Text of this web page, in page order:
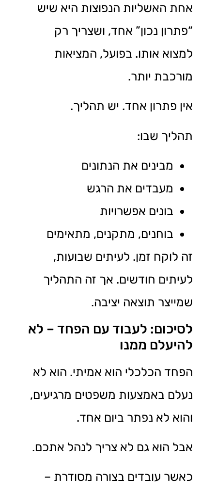
אחת האשליות הנפוצות היא שיש
“פתרון נכון” אחד, ושצריך רק
למצוא אותו. בפועל, המציאות
מורכבת יותר.
אין פתרון אחד. יש תהליך.
תהליך שבו:
מבינים את הנתונים
מעבדים את הרגש
בונים אפשרויות
בוחנים, מתקנים, מתאימים
זה לוקח זמן. לעיתים שבועות,
לעיתים חודשים. אך זה התהליך
שמייצר תוצאה יציבה.
לסיכום: לעבוד עם הפחד – לא
להיעלם ממנו
הפחד הכלכלי הוא אמיתי. הוא לא
נעלם באמצעות משפטים מרגיעים,
והוא לא נפתר ביום אחד.
אבל הוא גם לא צריך לנהל אתכם.
כאשר עובדים בצורה מסודרת –